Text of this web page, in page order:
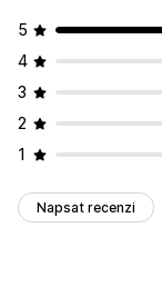
5
4
3
2
1
Napsat recenzi